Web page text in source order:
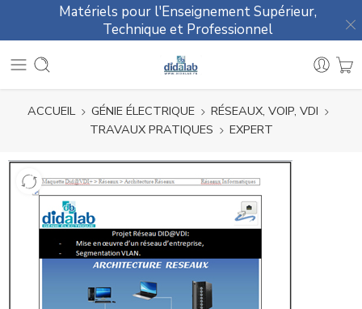
Matériels pour l'Enseignement Supérieur,
Technique et Professionnel
ACCUEIL GÉNIE ÉLECTRIQUE
RÉSEAUX, VOIP, VDI
TRAVAUX PRATIQUES
EXPERT